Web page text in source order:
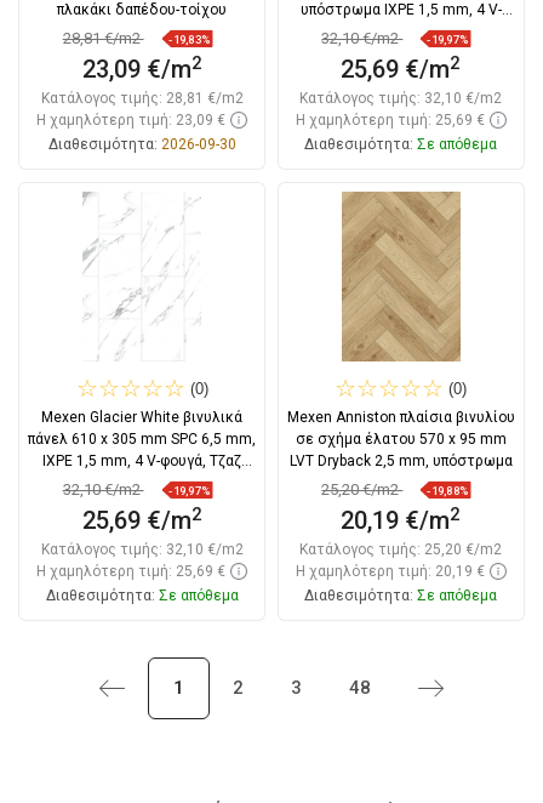
πλακάκι δαπέδου-τοίχου
28,81 €/m2 -19,83%
23,09 €/m2
Κατάλογος τιμής: 28,81 €/m2
Η χαμηλότερη τιμή: 23,09 €
Διαθεσιμότητα: 2026-09-30
Στο καλάθι
favorite_border Αγαπημένα
Σύγκριση
υπόστρωμα IXPE 1,5 mm, 4 V-
Φούγκα, Δρυς
32,10 €/m2 -19,97%
25,69 €/m2
Κατάλογος τιμής: 32,10 €/m2
Η χαμηλότερη τιμή: 25,69 €
Διαθεσιμότητα: Σε απόθεμα
Στο καλάθι
favorite_border Αγαπημένα
Σύγκριση
(0)
Mexen Glacier White βινυλικά
πάνελ 610 x 305 mm SPC 6,5 mm,
IXPE 1,5 mm, 4 V-φουγά, Τζαζ
Λευκά
32,10 €/m2 -19,97%
25,69 €/m2
Κατάλογος τιμής: 32,10 €/m2
Η χαμηλότερη τιμή: 25,69 €
Διαθεσιμότητα: Σε απόθεμα
Αγαπημένα
Σύγκριση
(0)
Mexen Anniston πλαίσια βινυλίου
σε σχήμα έλατου 570 x 95 mm
LVT Dryback 2,5 mm, υπόστρωμα
25,20 €/m2 -19,88%
20,19 €/m2
Κατάλογος τιμής: 25,20 €/m2
Η χαμηλότερη τιμή: 20,19 €
Διαθεσιμότητα: Σε απόθεμα
favorite_border Αγαπημένα
Σύγκριση
Προηγούμενο
1 2 3 48 Επόμενο